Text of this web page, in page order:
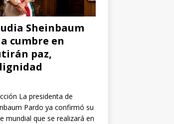
Sheinbaum
cumbre en
paz,
La presidenta de
Pardo ya confirmó su
mundial que se realizará en